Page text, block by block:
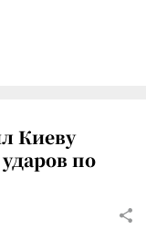
Киеву
по